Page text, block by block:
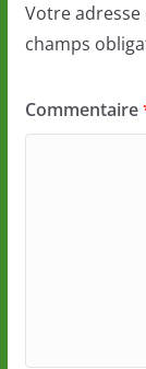
Votre adresse
champs
Commentaire